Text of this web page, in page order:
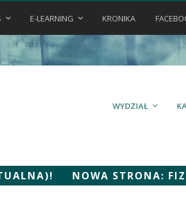
E-LEARNING KRONIKA
WYDZIAŁ
NOWA STRONA: